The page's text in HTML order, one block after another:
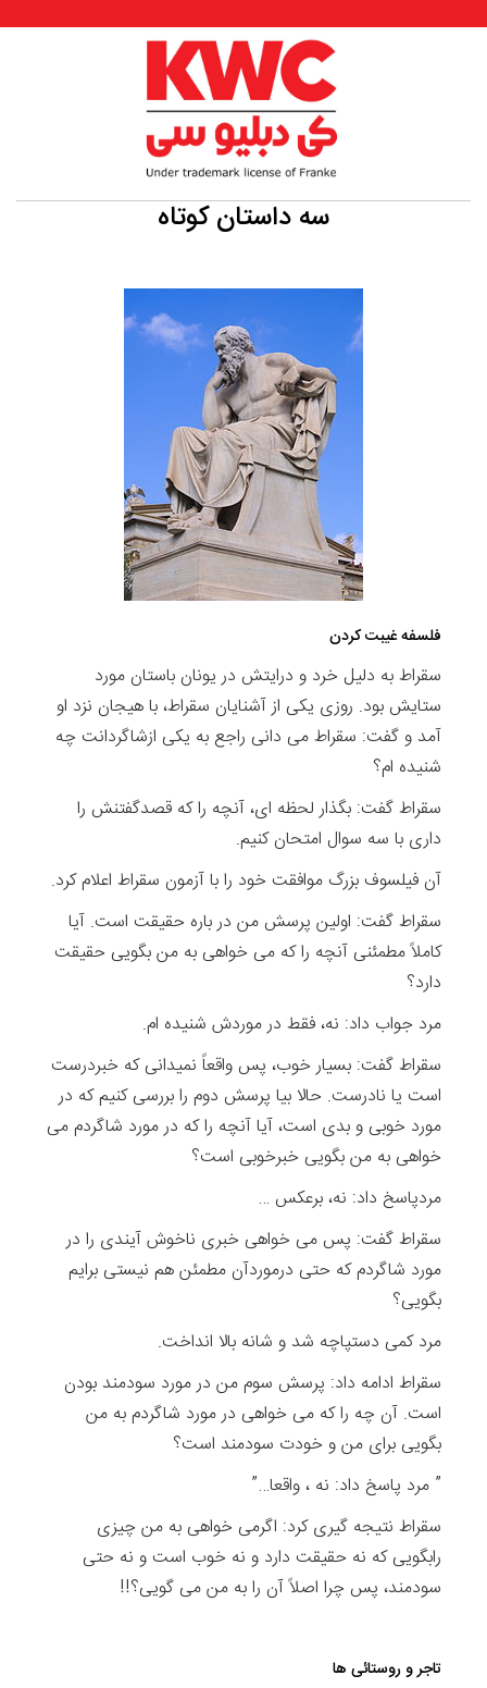
سه داستان کوتاه
فلسفه غیبت کردن
سقراط به دلیل خرد و درایتش در یونان باستان مورد
ستایش بود. روزی یکی از آشنایان سقراط، با هیجان نزد او
آمد و گفت: سقراط می دانی راجع به یکی ازشاگردانت چه
شنیده ام؟
سقراط گفت: بگذار لحظه ای، آنچه را که قصدگفتنش را
داری با سه سوال امتحان کنیم.
آن فیلسوف بزرگ موافقت خود را با آزمون سقراط اعلام کرد.
سقراط گفت: اولین پرسش من در باره حقیقت است. آیا
کاملاً مطمئنی آنچه را که می خواهی به من بگویی حقیقت
دارد؟
مرد جواب داد: نه، فقط در موردش شنیده ام.
سقراط گفت: بسیار خوب، پس واقعاً نمیدانی که خبردرست
است یا نادرست. حالا بیا پرسش دوم را بررسی کنیم که در
مورد خوبی و بدی است، آیا آنچه را که در مورد شاگردم می
خواهی به من بگویی خبرخوبی است؟
مردپاسخ داد: نه، برعکس …
سقراط گفت: پس می خواهی خبری ناخوش آیندی را در
مورد شاگردم که حتی درموردآن مطمئن هم نیستی برایم
بگویی؟
مرد کمی دستپاچه شد و شانه بالا انداخت.
سقراط ادامه داد: پرسش سوم من در مورد سودمند بودن
است. آن چه را که می خواهی در مورد شاگردم به من
بگویی برای من و خودت سودمند است؟
” مرد پاسخ داد: نه ، واقعا…”
سقراط نتیجه گیری کرد: اگرمی خواهی به من چیزی
رابگویی که نه حقیقت دارد و نه خوب است و نه حتی
سودمند، پس چرا اصلاً آن را به من می گویی؟!!
تاجر و روستائی ها